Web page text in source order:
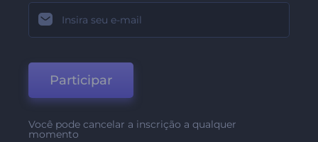
Participar
Você pode cancelar a inscrição a qualquer
momento